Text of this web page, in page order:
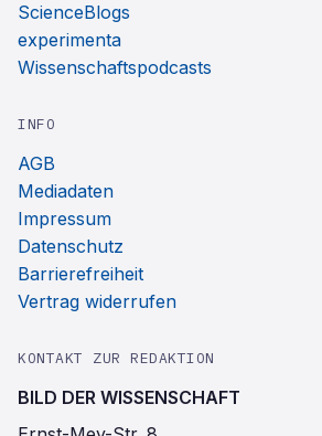
ScienceBlogs
experimenta
Wissenschaftspodcasts
INFO
AGB
Mediadaten
Impressum
Datenschutz
Barrierefreiheit
Vertrag widerrufen
KONTAKT ZUR REDAKTION
BILD DER WISSENSCHAFT